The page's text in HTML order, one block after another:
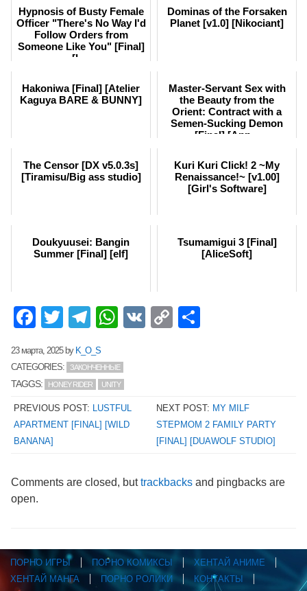
Hypnosis of Busty Female
Officer "There's No Way I'd
Follow Orders from
Someone Like You" [Final]
[L...
Dominas of the Forsaken
Planet [v1.0] [Nikociant]
Hakoniwa [Final] [Atelier
Kaguya BARE & BUNNY]
Master-Servant Sex with
the Beauty from the
Orient: Contract with a
Semen-Sucking Demon
[Final] [App...
The Censor [DX v5.0.3s]
[Tiramisu/Big ass studio]
Kuri Kuri Click! 2 ~My
Renaissance!~ [v1.00]
[Girl's Software]
Doukyuusei: Bangin
Summer [Final] [elf]
Tsumamigui 3 [Final]
[AliceSoft]
Facebook
TwitterTelegram
WhatsApp
VK Copy
23 марта, 2025by K_O_S
CATEGORIES:
ЗАКОНЧЕННЫЕ
TAGGS: HONEY RIDER UNITY
PREVIOUS POST: LUSTFUL
APARTMENT [FINAL] [WILD
BANANA]
NEXT POST: MY MILF
STEPMOM 2 FAMILY PARTY
[FINAL] [DUAWOLF STUDIO]
Comments are closed, buttrackbacks and pingbacks are
open.
ПОРНО ИГРЫ ПОРНО КОМИКСЫ
ХЕНТАЙ АНИМЕ
ХЕНТАЙ МАНГА
ПОРНО РОЛИКИ КОНТАКТЫ